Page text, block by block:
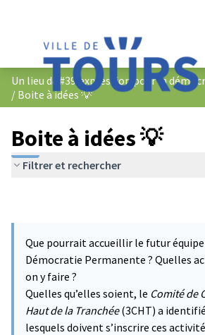
/ Boite à idées 💡
Boite à idées 💡
Filtrer et rechercher
Que pourrait accueillir le futur
Démocratie Permanente ? Quelles
on y faire ?
Quelles qu’elles soient, le Comité de
Haut de la Tranchée(3CHT) a
lesquels doivent s’inscrire ces